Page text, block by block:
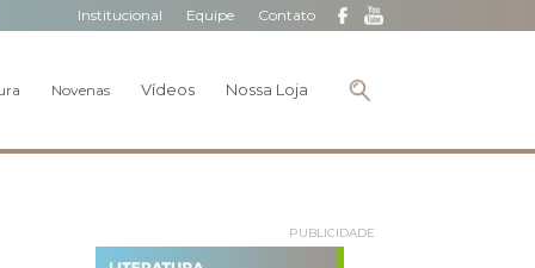
Institucional Equipe Contato
Novenas Vídeos Nossa Loja
PUBLICIDADE